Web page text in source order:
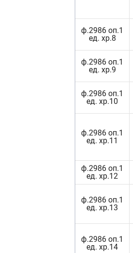
ф.2986 оп.1
ед. хр.8
ф.2986 оп.1
ед. хр.9
ф.2986 оп.1
ед. хр.10
ф.2986 оп.1
ед. хр.11
ф.2986 оп.1
ед. хр.12
ф.2986 оп.1
ед. хр.13
ф.2986 оп.1
ед. хр.14